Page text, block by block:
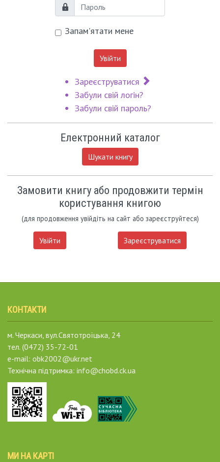
Пароль
Запам'ятати мене
Увійти
Зареєструватися
Забули свій логін?
Забули свій пароль?
Електронний каталог
Шукати книгу
Замовити книгу або продовжити термін
користування книгою
(для продовження увійдіть на сайт або зареєструйтеся)
Увійти Зареєструватися
КОНТАКТИ
м. Черкаси, вул.Святотроїцька, 24
тел. (0472) 35-72-01
e-mail: obk2002@ukr.net
Технічна підтримка: info@chobd.ck.ua
МИ НА КАРТІ